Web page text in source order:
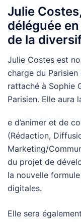
Julie
déléguée
de la
Julie Costes est
charge du
rattaché à Sophie
Parisien. Elle aura
e d’animer et de
(Rédaction,
Marketing/
du projet de
la nouvelle
digitales.
Elle sera